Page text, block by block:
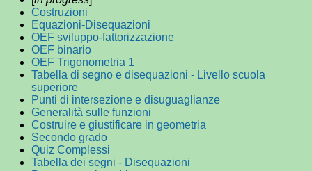
Costruzioni
Equazioni-Disequazioni
OEF sviluppo-fattorizzazione
OEF binario
OEF Trigonometria 1
Tabella di segno e disequazioni - Livello scuola
superiore
Punti di intersezione e disuguaglianze
Generalità sulle funzioni
Costruire e giustificare in geometria
Secondo grado
Quiz Complessi
Tabella dei segni - Disequazioni